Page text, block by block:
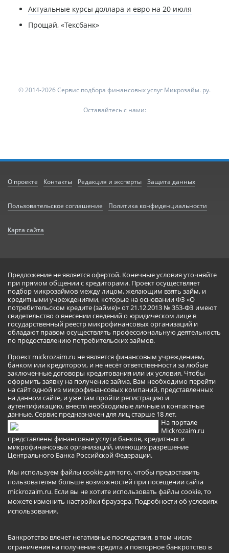
Актуальные курсы доллара и евро на 20 июля
Прощай, «Тексбанк»
© 2014-2026 Сервис подбора финансовых услуг Микрозайм. ру.
Оставайтесь с нами:
О проекте Контакты Редакция и эксперты Защита данных
Пользовательское соглашение Политика конфиденциальности
Карта сайта
Предложение не является офертой. Конечные условия уточняйте
при прямом общении с кредиторами. Проект осуществляет
подбор микрозаймов между лицом, желающим взять займ, и
кредитными учреждениями, которые на основании ФЗ «О
потребительском кредите (займе)» от 21.12.2013 № 353-ФЗ имеют
свидетельство о внесении сведений о юридическом лице в
государственный реестр микрофинансовых организаций и
обладают правом осуществлять профессиональную деятельность
по предоставлению потребительских займов.
Проект mickrozaim.ru не является финансовым учреждением,
банком или кредитором, и не несёт ответственности за любые
заключенные договоры кредитования или их условия. Чтобы
оформить заявку на получение займа, Вам необходимо перейти
на сайт одной из микрофинансовых компаний, представленных
на данном сайте, и уже там пройти регистрацию и
аутентификацию, внести необходимые личные и контактные
данные. Сервис предназначен для лиц старше 18 лет.
На портале
Mickrozaim.ru
представлены финансовые услуги банков, кредитных и
микрофинансовых организаций, имеющих разрешение
Центрального Банка Российской Федерации.
Мы используем файлы cookie для того, чтобы предоставить
пользователям больше возможностей при посещении сайта
mickrozaim.ru. Если вы не хотите использовать файлы cookie, то
можете изменить настройки браузера. Подробности об условиях
использования.
Банкротство влечет негативные последствия, в том числе
ограничения на получение кредита и повторное банкротство в